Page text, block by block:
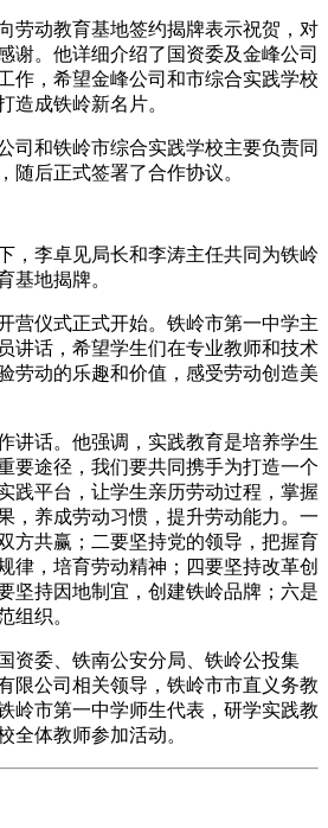
劳动教育基地签约揭牌表示祝贺，对
谢。他详细介绍了国资委及金峰公司
作，希望金峰公司和市综合实践学校
造成铁岭新名片。
司和铁岭市综合实践学校主要负责同
随后正式签署了合作协议。
，李卓见局长和李涛主任共同为铁岭
基地揭牌。
营仪式正式开始。铁岭市第一中学主
讲话，希望学生们在专业教师和技术
劳动的乐趣和价值，感受劳动创造美
讲话。他强调，实践教育是培养学生
要途径，我们要共同携手为打造一个
践平台，让学生亲历劳动过程，掌握
，养成劳动习惯，提升劳动能力。一
方共赢；二要坚持党的领导，把握育
律，培育劳动精神；四要坚持改革创
坚持因地制宜，创建铁岭品牌；六是
组织。
资委、铁南公安分局、铁岭公投集
限公司相关领导，铁岭市市直义务教
岭市第一中学师生代表，研学实践教
全体教师参加活动。